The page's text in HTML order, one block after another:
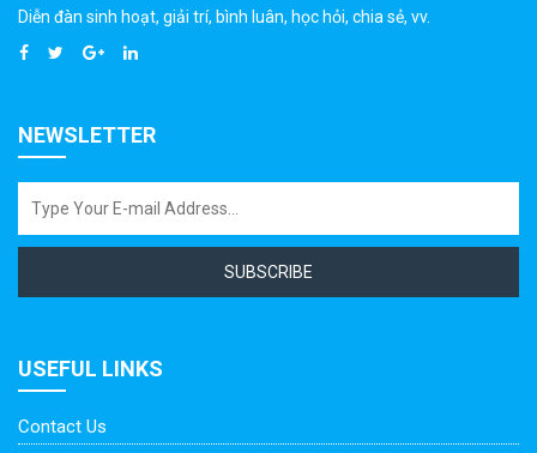
Diễn đàn sinh hoạt, giải trí, bình luân, học hỏi, chia sẻ, vv.
NEWSLETTER
SUBSCRIBE
USEFUL LINKS
Contact Us